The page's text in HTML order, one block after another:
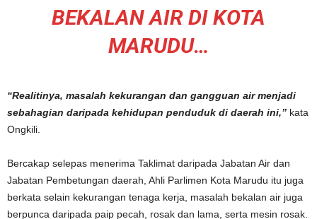
BEKALAN AIR DI KOTA
MARUDU…
“Realitinya, masalah kekurangan dan gangguan air menjadi
sebahagian daripada kehidupan penduduk di daerah ini,” kata
Ongkili.
Bercakap selepas menerima Taklimat daripada Jabatan Air dan
Jabatan Pembetungan daerah, Ahli Parlimen Kota Marudu itu juga
berkata selain kekurangan tenaga kerja, masalah bekalan air juga
berpunca daripada paip pecah, rosak dan lama, serta mesin rosak.